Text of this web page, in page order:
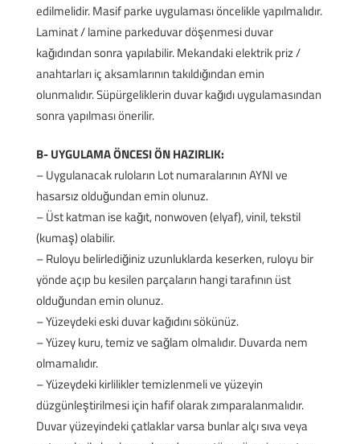
edilmelidir. Masif parke uygulaması öncelikle yapılmalıdır.
Laminat / lamine parkeduvar döşenmesi duvar
kağıdından sonra yapılabilir. Mekandaki elektrik priz /
anahtarları iç aksamlarının takıldığından emin
olunmalıdır. Süpürgeliklerin duvar kağıdı uygulamasından
sonra yapılması önerilir.
B- UYGULAMA ÖNCESI ÖN HAZIRLIK:
– Uygulanacak ruloların Lot numaralarının AYNI ve
hasarsız olduğundan emin olunuz.
– Üst katman ise kağıt, nonwoven (elyaf), vinil, tekstil
(kumaş) olabilir.
– Ruloyu belirlediğiniz uzunluklarda keserken, ruloyu bir
yönde açıp bu kesilen parçaların hangi tarafının üst
olduğundan emin olunuz.
– Yüzeydeki eski duvar kağıdını sökünüz.
– Yüzey kuru, temiz ve sağlam olmalıdır. Duvarda nem
olmamalıdır.
– Yüzeydeki kirlilikler temizlenmeli ve yüzeyin
düzgünleştirilmesi için hafif olarak zımparalanmalıdır.
Duvar yüzeyindeki çatlaklar varsa bunlar alçı sıva veya